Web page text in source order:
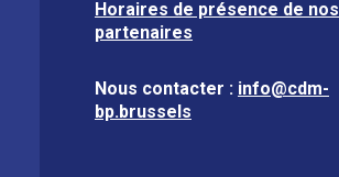
Horaires de présence de nos
partenaires
Nous contacter : info@cdm-
bp.brussels